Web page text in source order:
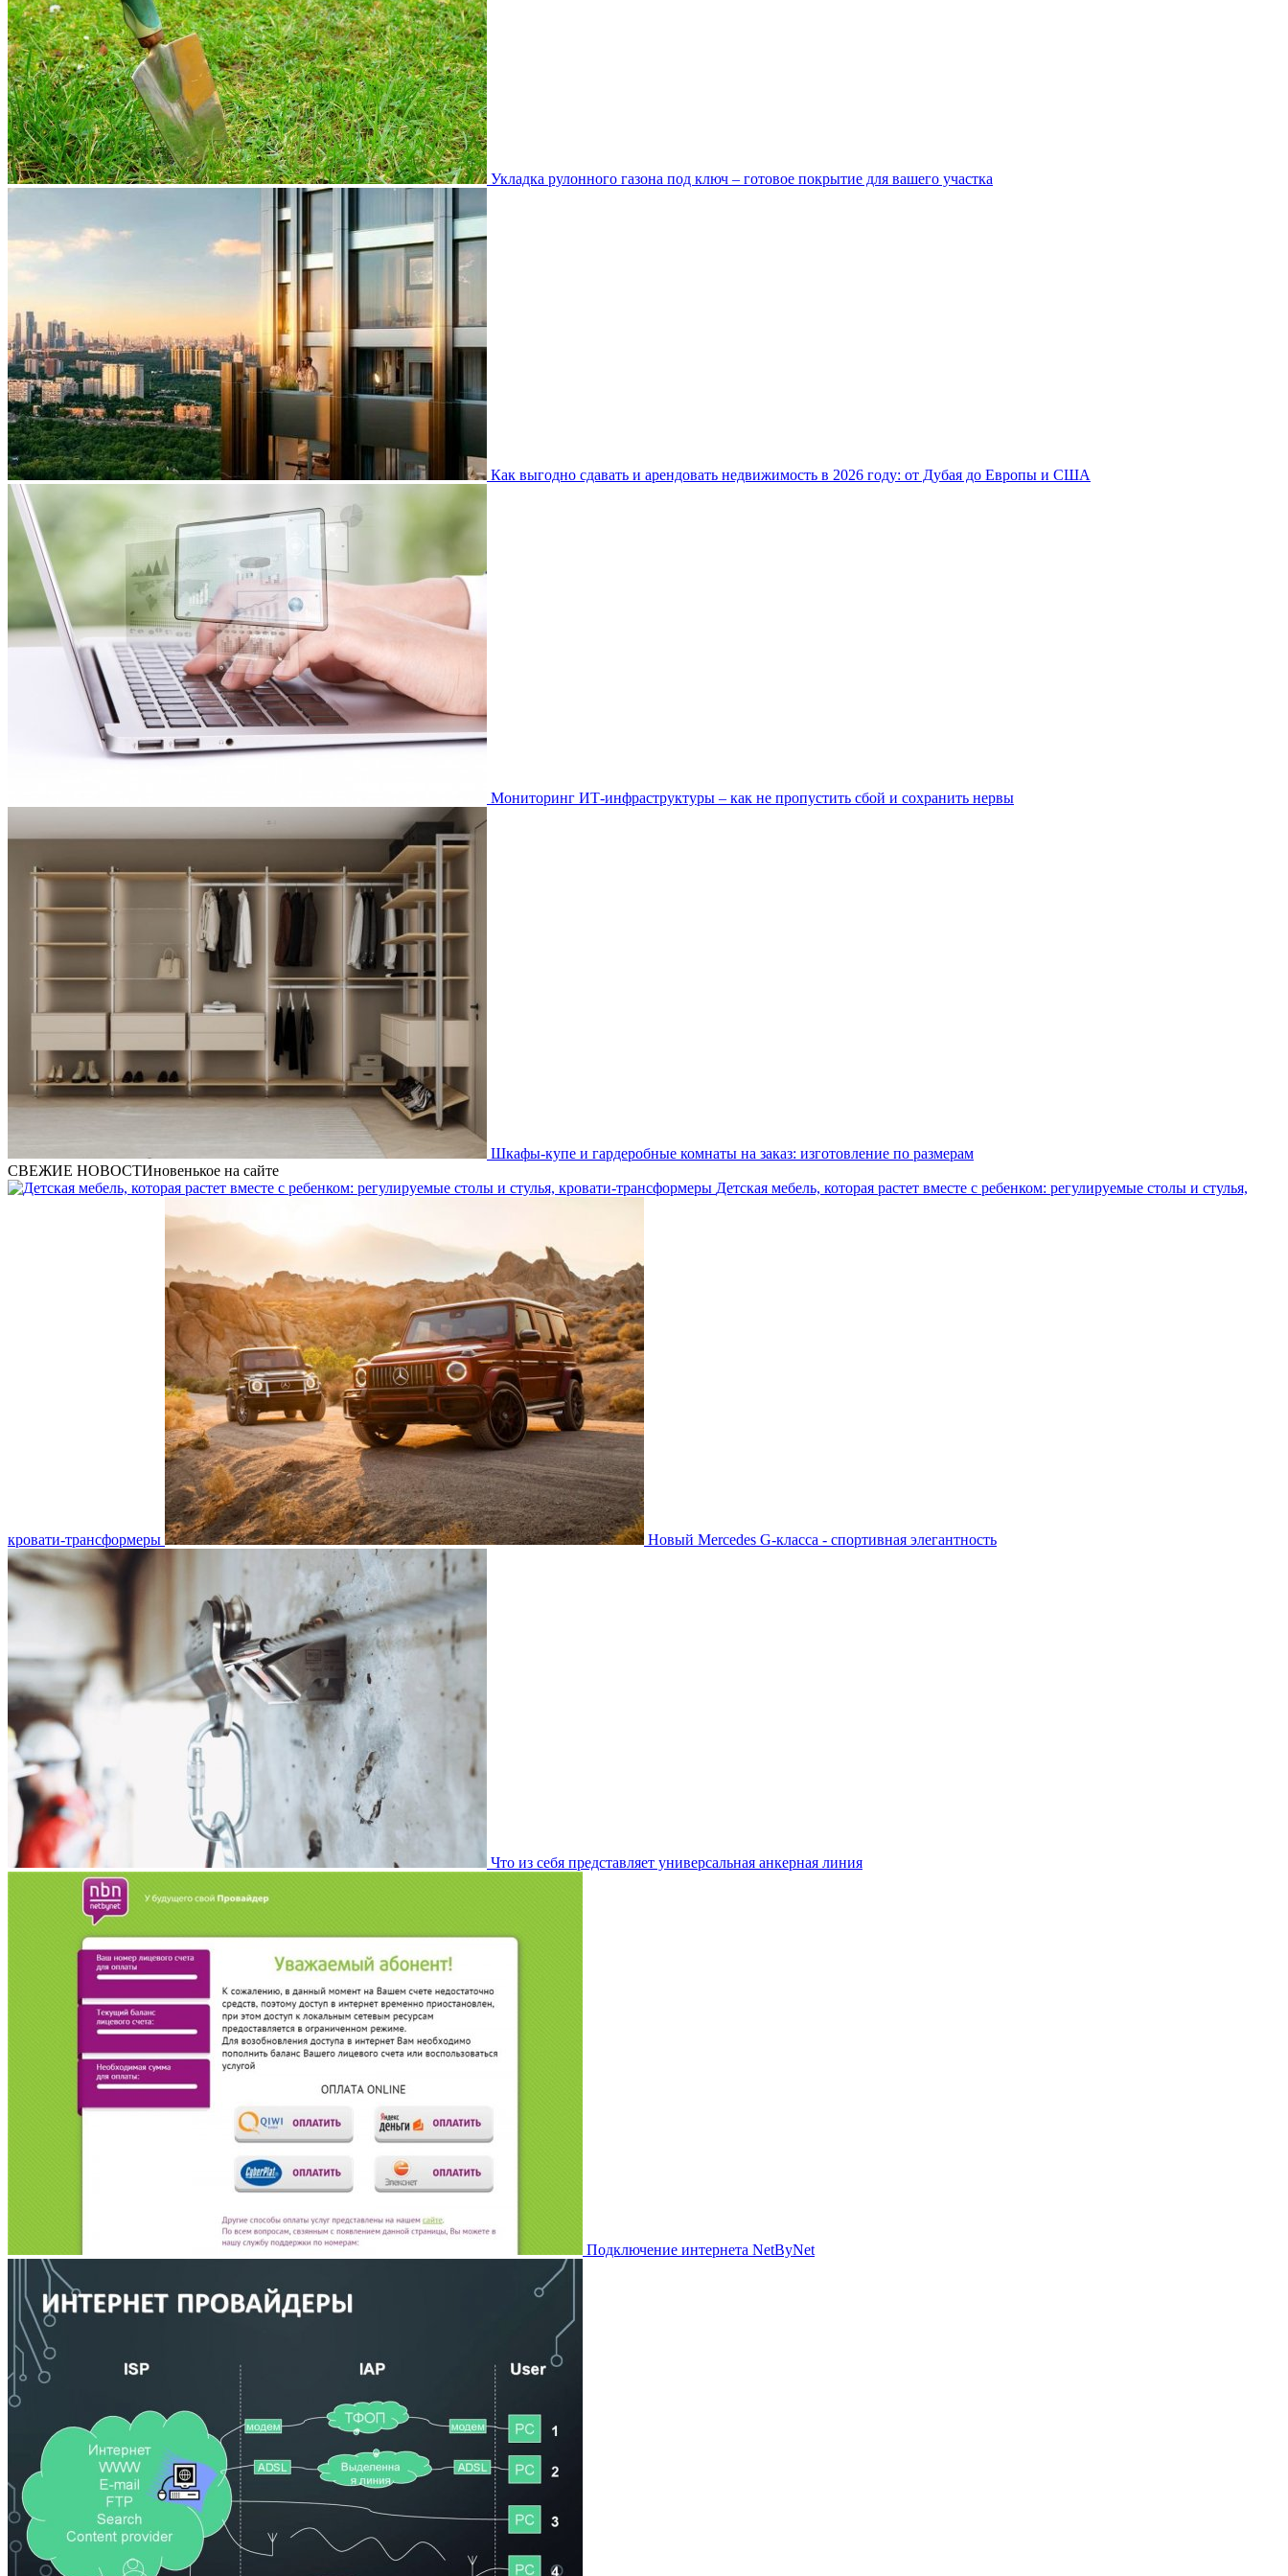
Укладка рулонного газона под ключ – готовое покрытие для вашего участка
Как выгодно сдавать и арендовать недвижимость в 2026 году: от Дубая до Европы и США
Мониторинг ИТ-инфраструктуры – как не пропустить сбой и сохранить нервы
Шкафы-купе и гардеробные комнаты на заказ: изготовление по размерам
СВЕЖИЕ НОВОСТИновенькое на сайте
Детская мебель, которая растет вместе с ребенком: регулируемые столы и стулья,
кровати-трансформеры Новый Mercedes G-класса - спортивная элегантность
Что из себя представляет универсальная анкерная линия
Подключение интернета NetByNet